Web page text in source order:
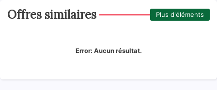
Offres similaires Plus d'éléments
Error: Aucun résultat.